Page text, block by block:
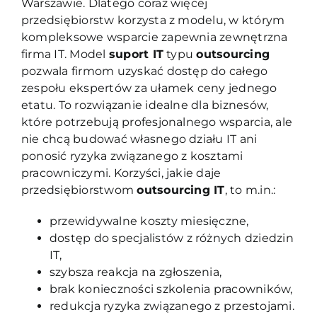
Warszawie. Dlatego coraz więcej
przedsiębiorstw korzysta z modelu, w którym
kompleksowe wsparcie zapewnia zewnętrzna
firma IT. Model suport IT typuoutsourcing
pozwala firmom uzyskać dostęp do całego
zespołu ekspertów za ułamek ceny jednego
etatu. To rozwiązanie idealne dla biznesów,
które potrzebują profesjonalnego wsparcia, ale
nie chcą budować własnego działu IT ani
ponosić ryzyka związanego z kosztami
pracowniczymi. Korzyści, jakie daje
przedsiębiorstwomoutsourcing IT, to m.in.:
przewidywalne koszty miesięczne,
dostęp do specjalistów z różnych dziedzin
IT,
szybsza reakcja na zgłoszenia,
brak konieczności szkolenia pracowników,
redukcja ryzyka związanego z przestojami.